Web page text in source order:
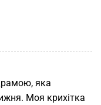
яка
Моя крихітка